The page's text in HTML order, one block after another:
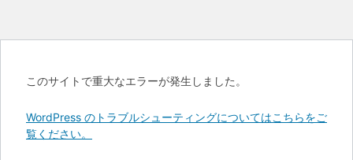
このサイトで重大なエラーが発生しました。
WordPress のトラブルシューティングについてはこちらをご
覧ください。